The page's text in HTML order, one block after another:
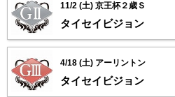
11/2 (土) 京王杯２歳Ｓ
タイセイビジョン
4/18 (土) アーリントン
タイセイビジョン